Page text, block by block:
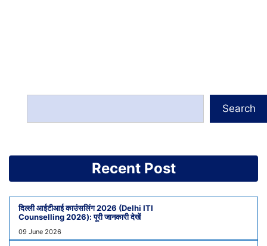
Search
Recent Post
दिल्ली आईटीआई काउंसलिंग 2026 (Delhi ITI
Counselling 2026): पूरी जानकारी देखें
09 June 2026